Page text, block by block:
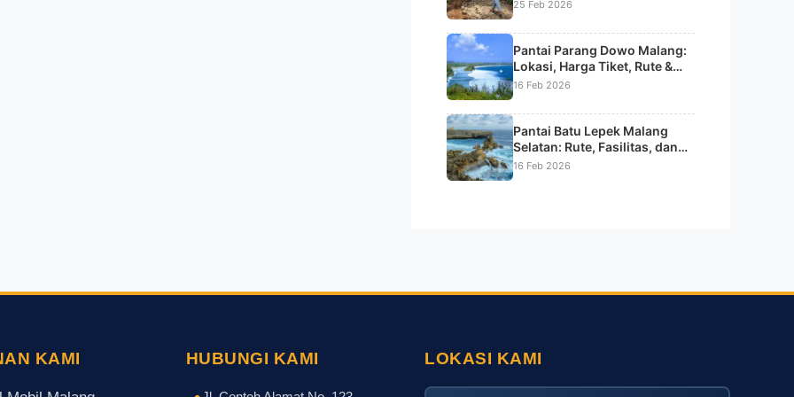
25 Feb 2026
Pantai Parang Dowo Malang:
Lokasi, Harga Tiket, Rute &
Daya Tarik Pantai Batu Karang
16 Feb 2026
Pantai Batu Lepek Malang
Selatan: Rute, Fasilitas, dan
Keindahan Alamnya
16 Feb 2026
KAMI HUBUNGI KAMI LOKASI KAMI